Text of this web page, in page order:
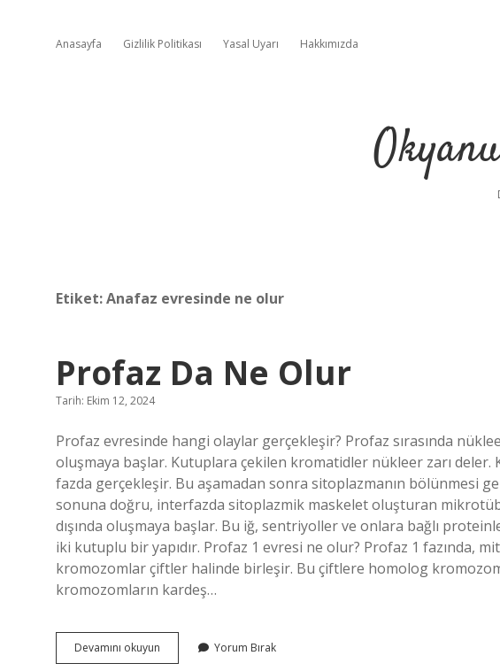
Anasayfa Gizlilik Politikası Yasal Uyarı Hakkımızda
Etiket:Anafaz evresinde ne olur
Profaz Da Ne Olur
Tarih: Ekim 12, 2024
Profaz evresinde hangi olaylar gerçekleşir? Profaz sırasında
oluşmaya başlar. Kutuplara çekilen kromatidler nükleer zarı deler.
fazda gerçekleşir. Bu aşamadan sonra sitoplazmanın bölünmesi
sonuna doğru, interfazda sitoplazmik maskelet oluşturan
dışında oluşmaya başlar. Bu iğ, sentriyoller ve onlara bağlı
iki kutuplu bir yapıdır. Profaz 1 evresi ne olur? Profaz 1 fazında,
kromozomlar çiftler halinde birleşir. Bu çiftlere homolog
kromozomların kardeş…
Devamını okuyun
Da
Yorum Bırak